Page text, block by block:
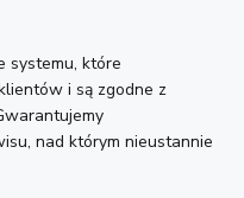
systemu, które
i są zgodne z
nad którym nieustannie